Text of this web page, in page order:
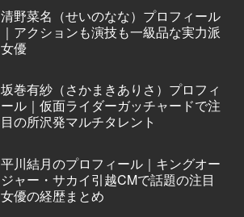
清野菜名（せいのなな）プロフィール
｜アクションも演技も一級品な実力派
女優
坂巻有紗（さかまきありさ）プロフィ
ール｜仮面ライダーガッチャードで注
目の所沢発マルチタレント
平川結月のプロフィール｜キングオー
ジャー・サカイ引越CMで話題の注目
女優の経歴まとめ